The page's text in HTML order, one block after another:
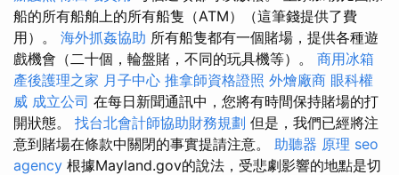
船的所有船舶上的所有船隻（ATM）（這筆錢提供了費
用）。 海外抓姦協助 所有船隻都有一個賭場，提供各種遊
戲機會（二十個，輪盤賭，不同的玩具機等）。 商用冰箱
產後護理之家 月子中心 推拿師資格證照 外燴廠商 眼科權
威 成立公司 在每日新聞通訊中，您將有時間保持賭場的打
開狀態。 找台北會計師協助財務規劃 但是，我們已經將注
意到賭場在條款中關閉的事實提請注意。 助聽器 原理 seo
agency 根據Mayland.gov的說法，受悲劇影響的地點是切